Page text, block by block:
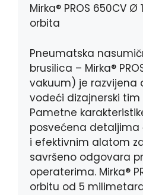
k
e
r
p
Mirka® PROS 650CV
orbita
Pneumatska
brusilica – Mirka®
vakuum) je razvijena
vodeći dizajnerski tim
Pametne
posvećena detaljima
i efektivnim alatom
savršeno odgovara
operaterima. Mirka®
orbitu od 5